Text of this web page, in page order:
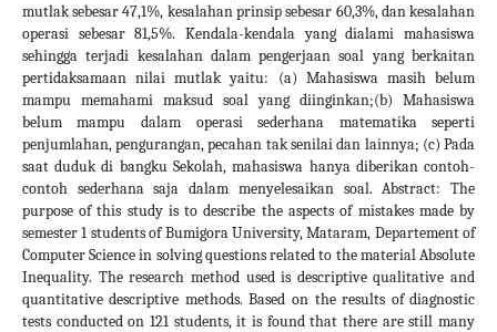
mutlak sebesar 47,1%, kesalahan prinsip sebesar 60,3%, dan kesalahan
operasi sebesar 81,5%. Kendala-kendala yang dialami mahasiswa
sehingga terjadi kesalahan dalam pengerjaan soal yang berkaitan
pertidaksamaan nilai mutlak yaitu: (a) Mahasiswa masih belum
mampu memahami maksud soal yang diinginkan;(b) Mahasiswa
belum mampu dalam operasi sederhana matematika seperti
penjumlahan, pengurangan, pecahan tak senilai dan lainnya; (c) Pada
saat duduk di bangku Sekolah, mahasiswa hanya diberikan contoh-
contoh sederhana saja dalam menyelesaikan soal. Abstract: The
purpose of this study is to describe the aspects of mistakes made by
semester 1 students of Bumigora University, Mataram, Departement of
Computer Science in solving questions related to the material Absolute
Inequality. The research method used is descriptive qualitative and
quantitative descriptive methods. Based on the results of diagnostic
tests conducted on 121 students, it is found that there are still many